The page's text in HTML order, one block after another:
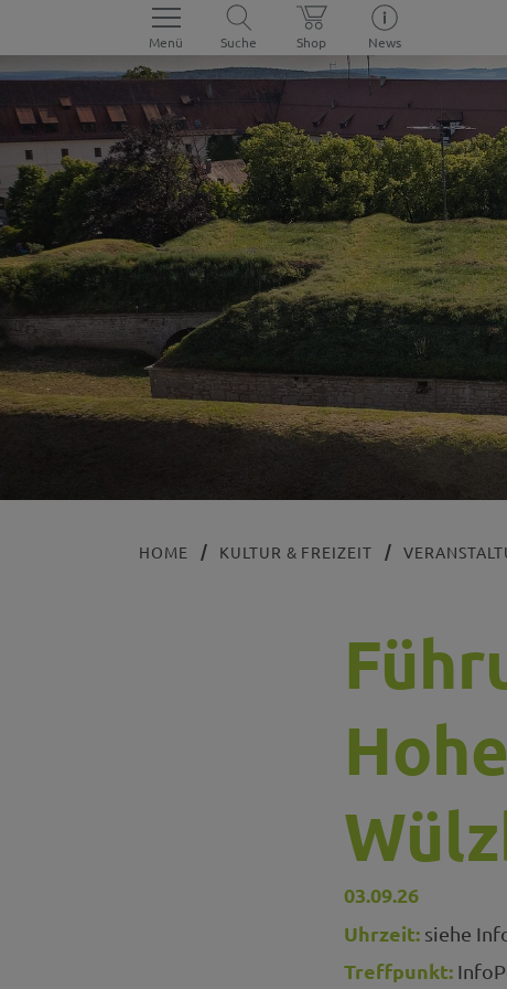
Menü Suche Shop News
HOME KULTUR & FREIZEIT
03.09.26
Uhrzeit: siehe
Treffpunkt: